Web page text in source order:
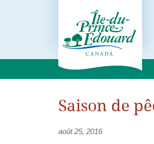
Saison de
août 25, 2016